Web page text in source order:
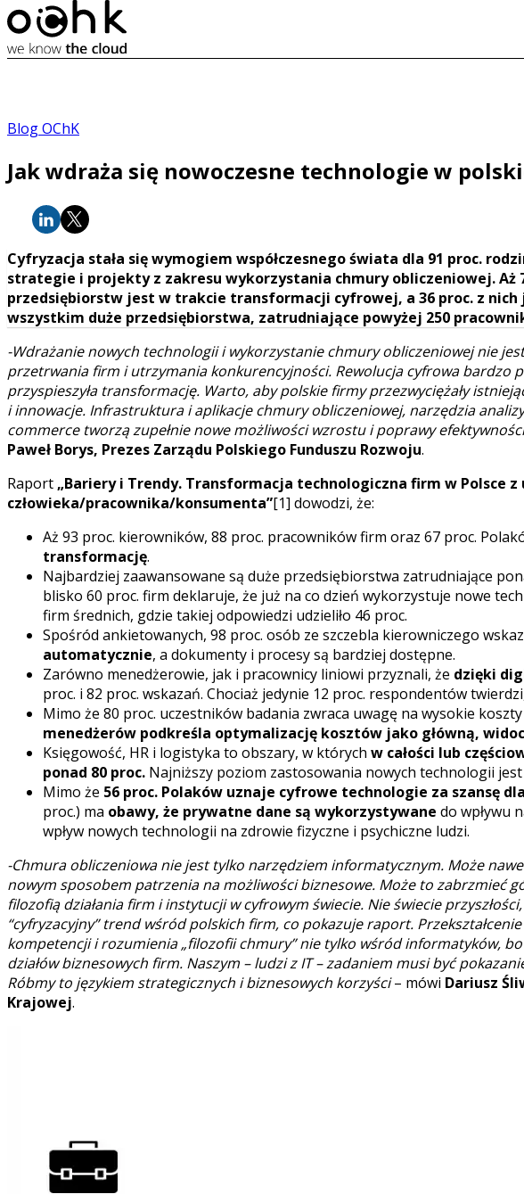
Blog OChK
Jak wdraża się nowoczesne technologie w
Cyfryzacja stała się wymogiem współczesnego świata dla 91 proc.
strategie i projekty z zakresu wykorzystania chmury obliczeniowej. Aż
przedsiębiorstw jest w trakcie transformacji cyfrowej, a 36 proc. z
wszystkim duże przedsiębiorstwa, zatrudniające powyżej 250
-Wdrażanie nowych technologii i wykorzystanie chmury obliczeniowej nie
przetrwania firm i utrzymania konkurencyjności. Rewolucja cyfrowa bardzo
przyspieszyła transformację. Warto, aby polskie firmy przezwyciężały
i innowacje. Infrastruktura i aplikacje chmury obliczeniowej, narzędzia
commerce tworzą zupełnie nowe możliwości wzrostu i poprawy
Paweł Borys, Prezes Zarządu Polskiego Funduszu Rozwoju.
Raport „Bariery i Trendy. Transformacja technologiczna firm w Polsce
człowieka/pracownika/konsumenta”[1] dowodzi, że:
Aż 93 proc. kierowników, 88 proc. pracowników firm oraz 67 proc.
transformację.
Najbardziej zaawansowane są duże przedsiębiorstwa zatrudniające
blisko 60 proc. firm deklaruje, że już na co dzień wykorzystuje nowe
firm średnich, gdzie takiej odpowiedzi udzieliło 46 proc.
Spośród ankietowanych, 98 proc. osób ze szczebla kierowniczego
automatycznie, a dokumenty i procesy są bardziej dostępne.
Zarówno menedżerowie, jak i pracownicy liniowi przyznali, że dzięki
proc. i 82 proc. wskazań. Chociaż jedynie 12 proc. respondentów
Mimo że 80 proc. uczestników badania zwraca uwagę na wysokie
menedżerów podkreśla optymalizację kosztów jako główną,
Księgowość, HR i logistyka to obszary, w których w całości lub
ponad 80 proc. Najniższy poziom zastosowania nowych technologii
Mimo że 56 proc. Polaków uznaje cyfrowe technologie za szansę
proc.) ma obawy, że prywatne dane są wykorzystywane do wpływu
wpływ nowych technologii na zdrowie fizyczne i psychiczne ludzi.
-Chmura obliczeniowa nie jest tylko narzędziem informatycznym. Może
nowym sposobem patrzenia na możliwości biznesowe. Może to zabrzmieć
filozofią działania firm i instytucji w cyfrowym świecie. Nie świecie
“cyfryzacyjny” trend wśród polskich firm, co pokazuje raport.
kompetencji i rozumienia „filozofii chmury” nie tylko wśród informatyków,
działów biznesowych firm. Naszym – ludzi z IT – zadaniem musi być
Róbmy to językiem strategicznych i biznesowych korzyści– mówi Dariusz
Krajowej.